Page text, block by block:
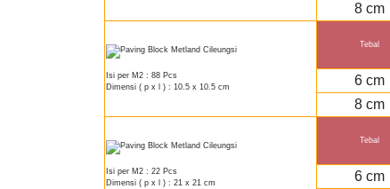
8 cm
Isi per M2 : 88 Pcs
Dimensi ( p x l ) : 10.5 x 10.5 cm
Tebal
6 cm
8 cm
Isi per M2 : 22 Pcs
Dimensi ( p x l ) : 21 x 21 cm
Tebal
6 cm